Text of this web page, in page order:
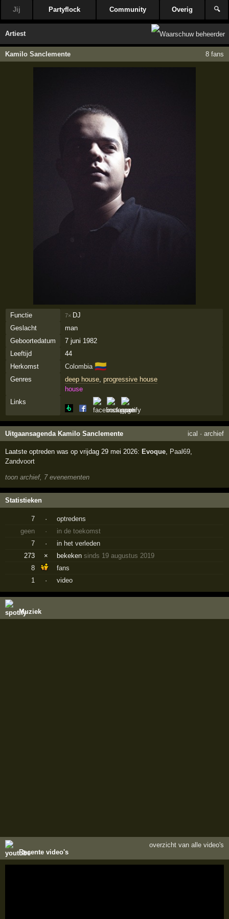
Jij Partyflock Community Overig 🔍
Artiest
Kamilo Sanclemente 8 fans
Functie 7× DJ
Geslacht
man
Geboortedatum
7 juni 1982
Leeftijd
44
Herkomst
Colombia 🇨🇴
Genres deep house, progressive house
house
Links
Uitgaansagenda Kamilo Sanclemente ical · archief
Laatste optreden was op vrijdag 29 mei 2026:Evoque Paal69
Zandvoort
toon archief, 7 evenementen
Statistieken
7 ·
optredens
geen
·
in de toekomst
7
·
in het verleden
273
× bekekensinds 19 augustus 2019
8
fans
1
· video
Muziek
Recente video's
overzicht van alle video's